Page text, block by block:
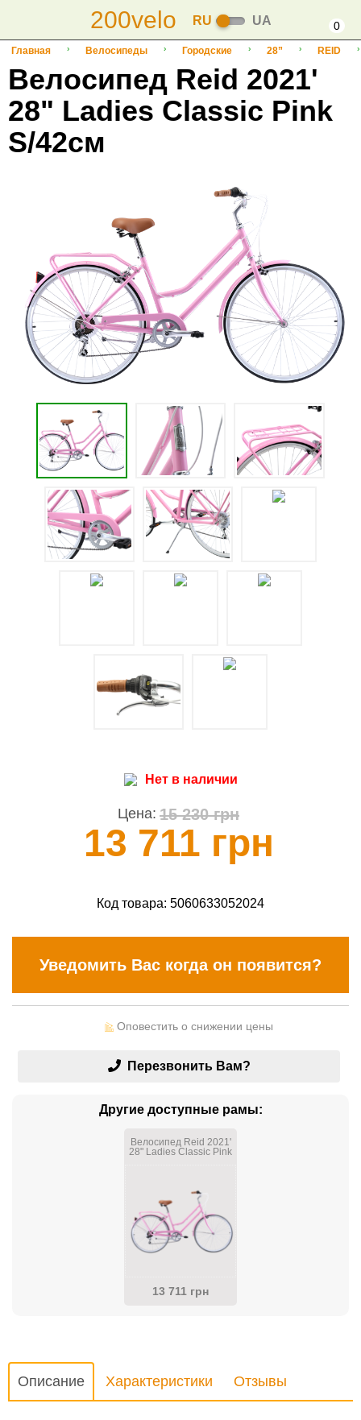
200velo RU UA 0
Главная Велосипеды Городские 28” REID
Велосипед Reid 2021'
28" Ladies Classic Pink
S/42см
Нет в наличии
Цена: 15 230 грн
13 711 грн
Код товара: 5060633052024
Уведомить Вас когда он появится?
Оповестить о снижении цены
Перезвонить Вам?
Другие доступные рамы:
Велосипед Reid 2021'
28" Ladies Classic Pink
13 711 грн
Описание Характеристики Отзывы